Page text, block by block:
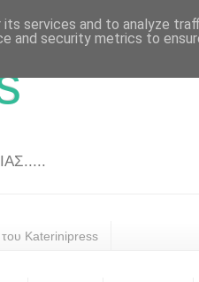
του Katerinipress
services and to analyze
and security metrics to